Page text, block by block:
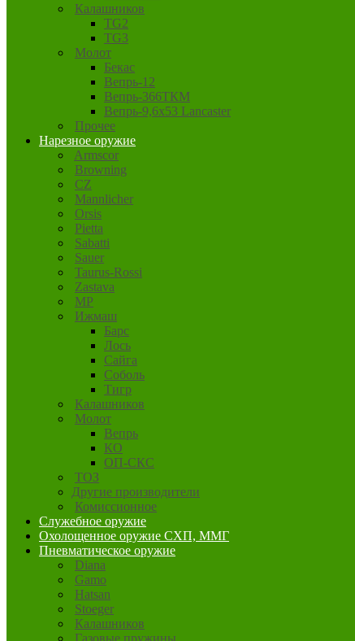
Калашников
TG2
TG3
Молот
Бекас
Вепрь-12
Вепрь-366ТКМ
Вепрь-9,6х53 Lancaster
Прочее
Нарезное оружие
Armscor
Browning
CZ
Mannlicher
Orsis
Pietta
Sabatti
Sauer
Taurus-Rossi
Zastava
MP
Ижмаш
Барс
Лось
Сайга
Соболь
Тигр
Калашников
Молот
Вепрь
КО
ОП-СКС
ТОЗ
Другие производители
Комиссионное
Служебное оружие
Охолощенное оружие СХП, ММГ
Пневматическое оружие
Diana
Gamo
Hatsan
Stoeger
Калашников
Газовые пружины